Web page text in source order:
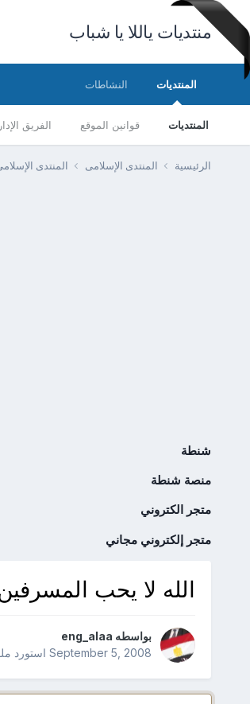
منتديات ياللا يا شباب
المنتديات
المنتديات قوانين الموقع الفريق
النشاطات
الرئيسية المنتدى الإسلامى المنتدى
شنطة
منصة شنطة
متجر الكتروني
متجر إلكتروني مجاني
الله لا يحب
بواسطه eng_alaa
September 5, 2008استورد